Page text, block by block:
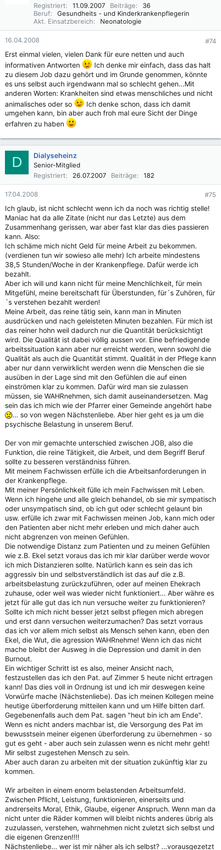
Registriert
11.09.2007 Beiträge
36
Beruf
Gesundheits - und Kinderkrankenpflegerin
Akt. Einsatzbereich
Neonatologie
16.04.2008 #74
Erst einmal vielen, vielen Dank für eure netten und auch
informativen Antworten
Ich denke mir einfach, dass das halt
zu diesem Job dazu gehört und im Grunde genommen, könnte
es uns selbst auch irgendwann mal so schlecht gehen...Mit
anderen Worten: Krankheiten sind etwas menschliches und nicht
animalisches oder so
Ich denke schon, dass ich damit
umgehen kann, bin aber auch froh mal eure Sicht der Dinge
erfahren zu haben
D Dialyseheinz
Senior-Mitglied
Registriert
26.07.2007 Beiträge 182
17.04.2008 #75
Ich glaub, ist nicht schlecht wenn ich da noch was richtig stelle!
Maniac hat da alle Zitate (nicht nur das Letzte) aus dem
Zusammenhang gerissen, war aber fast klar das dies passieren
kann. Also:
Ich schäme mich nicht Geld für meine Arbeit zu bekommen.
(verdienen tun wir sowieso alle mehr) Ich arbeite mindestens
38,5 Stunden/Woche in der Krankenpflege. Dafür werde ich
bezahlt.
Aber ich will und kann nicht für meine Menchlichkeit, für mein
Mitgefühl, meine bereitschaft für Überstunden, für´s Zuhören, für
´s verstehen bezahlt werden!
Meine Arbeit, das reine tätig sein, kann man in Minuten
ausdrücken und nach geleisteten Minuten bezahlen. Für mich ist
das reiner hohn weil dadurch nur die Quantität berücksichtigt
wird. Die Qualität ist dabei völlig aussen vor. Eine befriedigende
arbeitssituation kann aber nur erreicht werden, wenn sowohl die
Qualität als auch die Quantität stimmt. Qualität in der Pflege kann
aber nur dann verwirklicht werden wenn die Menschen die sie
ausüben in der Lage sind mit den Gefühlen die auf einen
einströmen klar zu kommen. Dafür wird man sie zulassen
müssen, sie WAHRnehmen, sich damit auseinandersetzen. Mag
sein das ich mich wie der Pfarrer einer Gemeinde angehört habe
... so von wegen Nächstenliebe. Aber hier geht es ja um die
psychische Belastung in unserem Beruf.
Der von mir gemachte unterschied zwischen JOB, also die
Funktion, die reine Tätigkeit, die Arbeit, und dem Begriff Beruf
sollte zu besseren verständniss führen.
Mit meinem Fachwissen erfülle ich die Arbeitsanforderungen in
der Krankenpflege.
Mit meiner Persönlichkeit fülle ich mein Fachwissen mit Leben.
Wenn ich hingehe und alle gleich behandel, ob sie mir sympatisch
oder unsympatisch sind, ob ich gut oder schlecht gelaunt bin
usw. erfülle ich zwar mit Fachwissen meinen Job, kann mich oder
den Patienten aber nicht mehr erleben und mich daher auch
nicht abgrenzen von meinen Gefühlen.
Die notwendige Distanz zum Patienten und zu meinen Gefühlen
wie z.B. Ekel setzt voraus das ich mir klar darüber werde wovor
ich mich Distanzieren sollte. Natürlich kann es sein das ich
aggressiv bin und selbstverständlich ist das auf die z.B.
arbeitsbelastung zurückzuführen, oder auf meinen Ehekrach
zuhause, oder weil was wieder nicht funktioniert... Aber währe es
jetzt für alle gut das ich nun versuche weiter zu funktionieren?
Sollte ich mich nicht besser jetzt selbst pflegen mich abregen
und erst dann versuchen weiterzumachen? Das setzt vorraus
das ich vor allem mich selbst als Mensch sehen kann, eben den
Ekel, die Wut, die agression WAHRnehme! Wenn ich das nicht
mache bleibt der Ausweg in die Depression und damit in den
Burnout.
Ein wichtiger Schritt ist es also, meiner Ansicht nach,
festzustellen das ich den Pat. auf Zimmer 5 heute nicht ertragen
kann! Das dies voll in Ordnung ist und ich mir deswegen keine
Vorwürfe mache (Nächstenliebe). Das ich meinen Kollegen meine
heutige überforderung mitteilen kann und um Hilfe bitten darf.
Gegebenenfalls auch dem Pat. sagen "heut bin ich am Ende".
Wenn es nicht anders machbar ist, die Versorgung des Pat im
bewusstsein meiner eigenen überforderung zu übernehmen - so
gut es geht - aber auch sein zulassen wenn es nicht mehr geht!
Mir selbst zugestehen Mensch zu sein.
Aber auch daran zu arbeiten mit der situation zukünftig klar zu
kommen.
Wir arbeiten in einem enorm belastenden Arbeitsumfeld.
Zwischen Pflicht, Leistung, funktionieren, einerseits und
andrerseits Moral, Ethik, Glaube, eigener Anspruch. Wenn man da
nicht unter die Räder kommen will bleibt nichts anderes übrig als
zuzulassen, verstehen, wahrnehmen nicht zuletzt sich selbst und
die eigenen Grenzen!!!!
Nächstenliebe... wer ist mir näher als ich selbst? ...vorausgezetzt